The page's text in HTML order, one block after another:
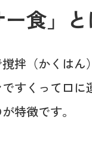
食」と
拌（かくはん
すくって口
特徴です。